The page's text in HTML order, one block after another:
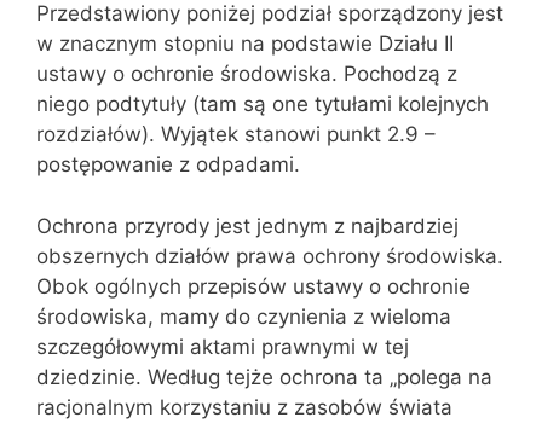
Przedstawiony poniżej podział sporządzony jest
w znacznym stopniu na podstawie Działu II
ustawy o ochronie środowiska. Pochodzą z
niego podtytuły (tam są one tytułami kolejnych
rozdziałów). Wyjątek stanowi punkt 2.9 –
postępowanie z odpadami.
Ochrona przyrody jest jednym z najbardziej
obszernych działów prawa ochrony środowiska.
Obok ogólnych przepisów ustawy o ochronie
środowiska, mamy do czynienia z wieloma
szczegółowymi aktami prawnymi w tej
dziedzinie. Według tejże ochrona ta „polega na
racjonalnym korzystaniu z zasobów świata